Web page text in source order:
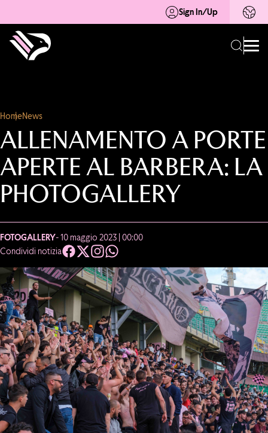
Sign In/Up
HomeNews
ALLENAMENTO A PORTE
APERTE AL BARBERA: LA
PHOTOGALLERY
FOTOGALLERY- 10 maggio 2023 | 00:00
Condividi notizia